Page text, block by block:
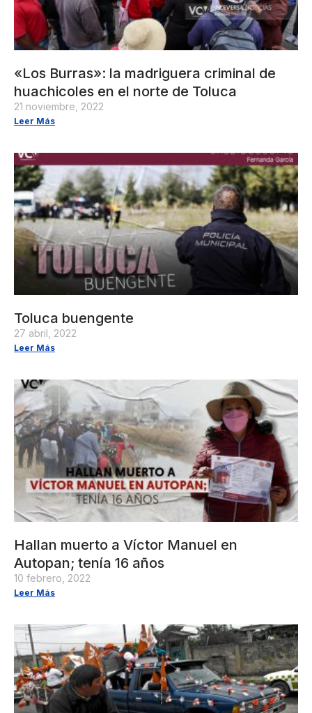
«Los Burras»: la madriguera criminal de
huachicoles en el norte de Toluca
21 noviembre, 2022
Leer Más
Toluca buengente
27 abril, 2022
Leer Más
Hallan muerto a Víctor Manuel en
Autopan; tenía 16 años
10 febrero, 2022
Leer Más